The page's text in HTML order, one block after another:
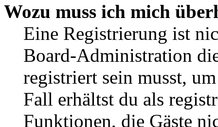
Wozu muss ich mich
Eine Registrierung ist
Board-Administration
registriert sein musst,
Fall erhältst du als
Funktionen, die Gäste